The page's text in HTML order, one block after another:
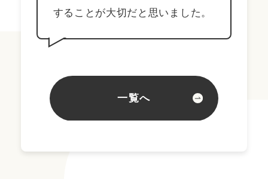
することが大切だと思いました。
一覧へ